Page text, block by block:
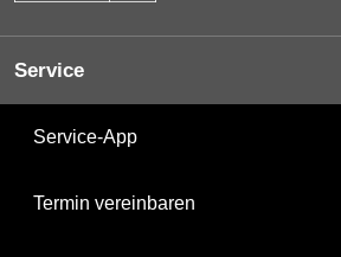
Service
Service-App
Termin vereinbaren